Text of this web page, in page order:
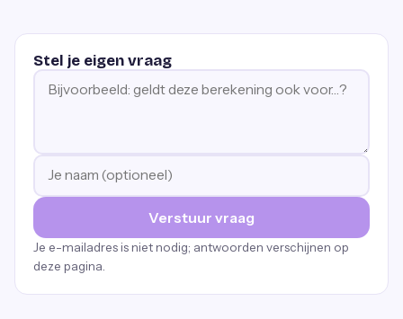
Stel je eigen vraag
Verstuur vraag
Je e-mailadres is niet nodig; antwoorden verschijnen op
deze pagina.